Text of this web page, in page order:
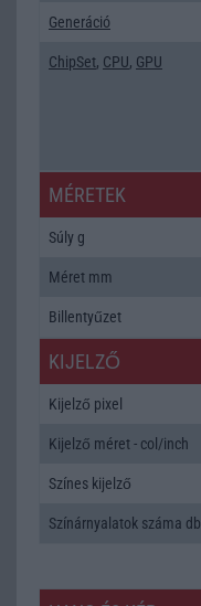
Generáció
ChipSet, CPU, GPU
MÉRETEK
Súly g
Méret mm
Billentyűzet
KIJELZŐ
Kijelző pixel
Kijelző méret - col/inch
Színes kijelző
Színárnyalatok száma db